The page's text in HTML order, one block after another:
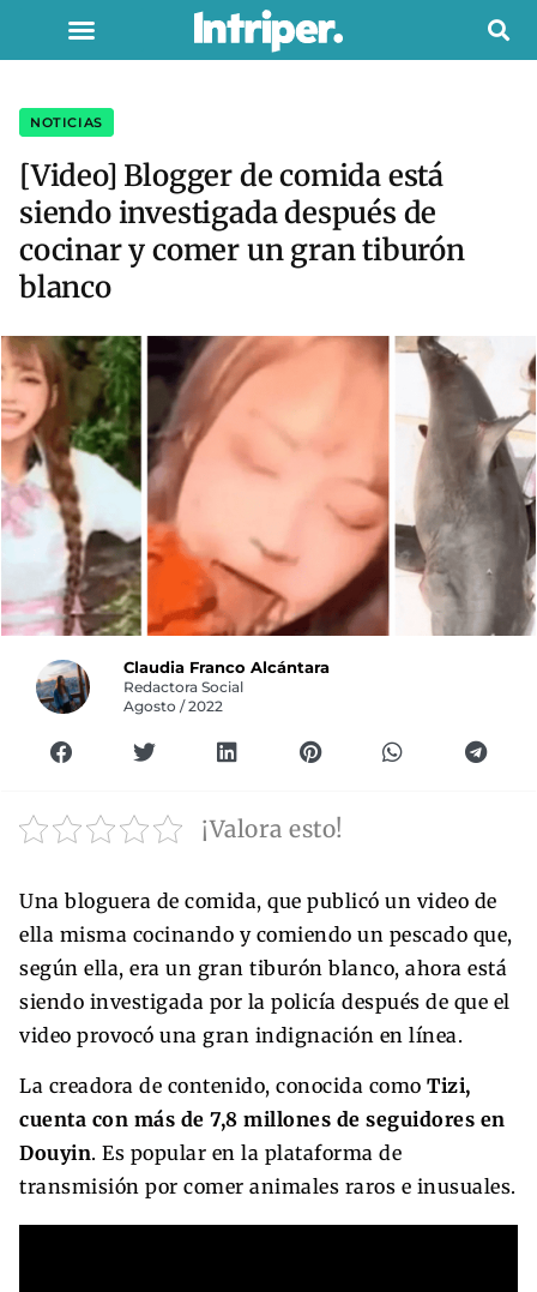
NOTICIAS
[Video] Blogger de comida está
siendo investigada después de
cocinar y comer un gran tiburón
blanco
Claudia Franco Alcántara
Redactora Social
Agosto / 2022
¡Valora esto!
Una bloguera de comida, que publicó un video de
ella misma cocinando y comiendo un pescado que,
según ella, era un gran tiburón blanco, ahora está
siendo investigada por la policía después de que el
video provocó una gran indignación en línea.
La creadora de contenido, conocida como Tizi,
cuenta con más de 7,8 millones de seguidores en
Douyin. Es popular en la plataforma de
transmisión por comer animales raros e inusuales.